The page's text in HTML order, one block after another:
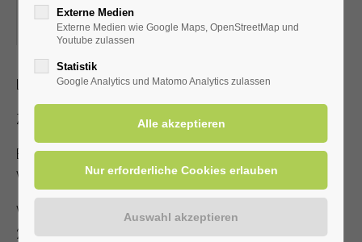
13.05.2024, 15:00
ORT: KURHALLE
Lichtbildervortrag zum Heilbad für Jedermann
Zutritt mit gültiger Kur- /Einwohnerkarte
Es steht nur eine begrenzte Anzahl an Sitzplätzen zur
Verfügung!
Veranstalter: Kurverwaltung Bad Westernkotten, Telefon: 0
29 43 . 976 58 10
Externe Medien
Externe Medien wie Google Maps, OpenStreetMap und
Youtube zulassen
Statistik
Google Analytics und Matomo Analytics zulassen